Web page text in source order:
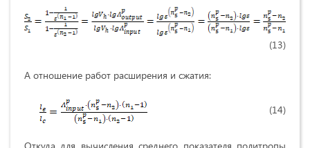
(13)
А отношение работ расширения и сжатия:
(14)